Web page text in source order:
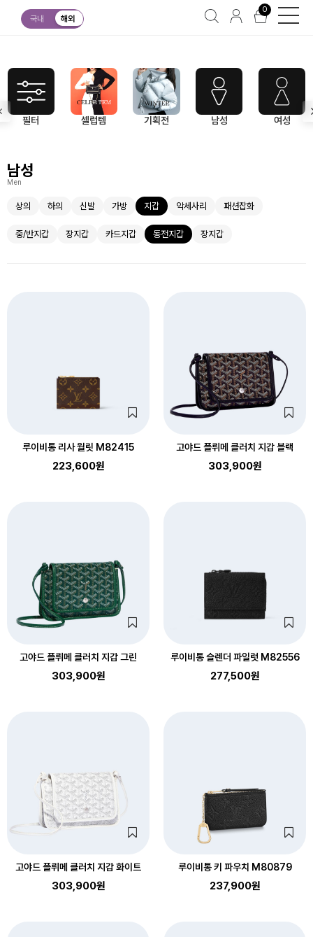
국내 해외
0
동전지갑
필터 셀럽템 기획전 남성 여성
남성
Men
상의 하의 신발 가방 지갑 악세사리 패션잡화
중/반지갑 장지갑 카드지갑 동전지갑 장지갑
루이비통 리사 월릿 M82415
223,600원
고야드 플뤼메 클러치 지갑 블랙
303,900원
고야드 플뤼메 클러치 지갑 그린
303,900원
루이비통 슬렌더 파일럿 M82556
277,500원
고야드 플뤼메 클러치 지갑 화이트
303,900원
루이비통 키 파우치 M80879
237,900원